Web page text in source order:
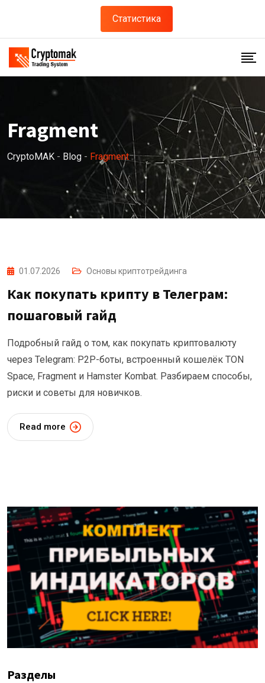
content
Статистика
Fragment
CryptoMAK - Blog - Fragment
01.07.2026 Основы криптотрейдинга
Как покупать крипту в Телеграм:
пошаговый гайд
Подробный гайд о том, как покупать криптовалюту
через Telegram: P2P-боты, встроенный кошелёк TON
Space, Fragment и Hamster Kombat. Разбираем способы,
риски и советы для новичков.
Read more
Разделы